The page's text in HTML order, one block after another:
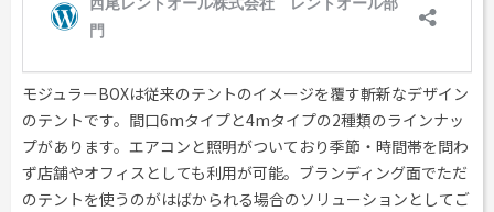
モジュラーBOXは従来のテントのイメージを覆す斬新なデザイン
のテントです。間口6mタイプと4mタイプの2種類のラインナッ
プがあります。エアコンと照明がついており季節・時間帯を問わ
ず店舗やオフィスとしても利用が可能。ブランディング面でただ
のテントを使うのがはばかられる場合のソリューションとしてご